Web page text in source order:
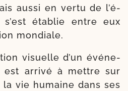
aus­si en ver­tu de l’é­
éta­blie entre eux
mondiale.
visuelle d’un évé­ne­
est arri­vé à mettre sur
la vie humaine dans ses